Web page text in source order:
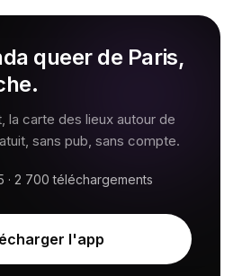
queer de Paris,
la carte des lieux autour de
sans pub, sans compte.
· 2 700 téléchargements
l'app